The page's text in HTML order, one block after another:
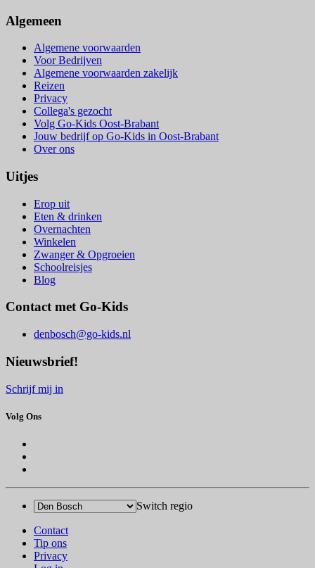
Algemeen
Algemene voorwaarden
Voor Bedrijven
Algemene voorwaarden zakelijk
Reizen
Privacy
Collega's gezocht
Volg Go-Kids Oost-Brabant
Jouw bedrijf op Go-Kids in Oost-Brabant
Over ons
Uitjes
Erop uit
Eten & drinken
Overnachten
Winkelen
Zwanger & Opgroeien
Schoolreisjes
Blog
Contact met Go-Kids
denbosch@go-kids.nl
Nieuwsbrief!
Schrijf mij in
Volg Ons
Switch regio
Contact
Tip ons
Privacy